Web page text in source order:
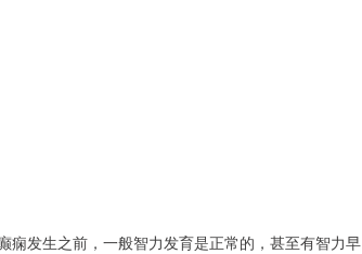
痫发生之前，一般智力发育是正常的，甚至有智力早